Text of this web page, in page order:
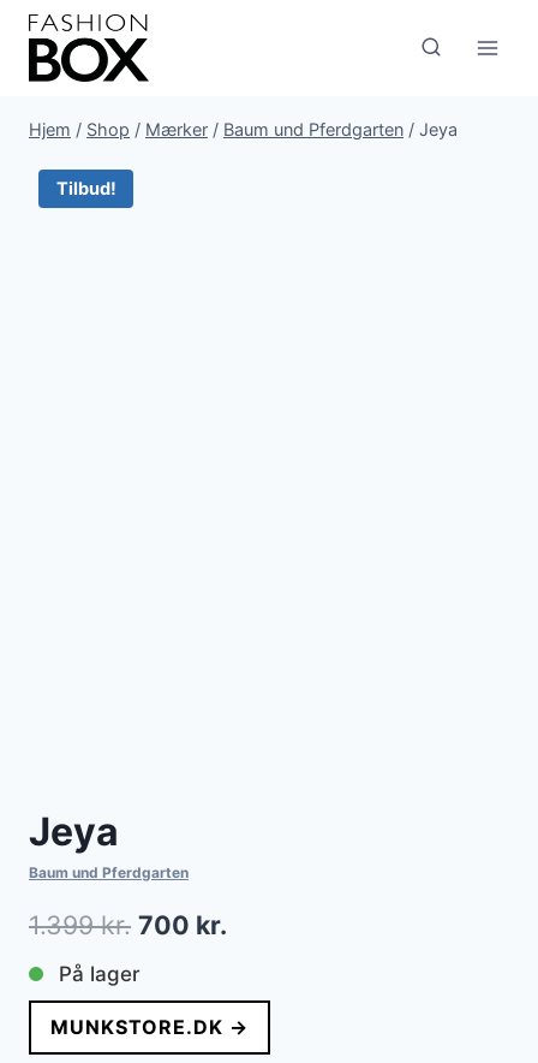
Fortsæt
indhold
Hjem / Shop / Mærker / Baum und Pferdgarten / Jeya
Tilbud!
Jeya
Baum und Pferdgarten
1.399kr. Den
oprindelige
pris
var:
700 kr.
pris
er:
På lager
MUNKSTORE.DK →